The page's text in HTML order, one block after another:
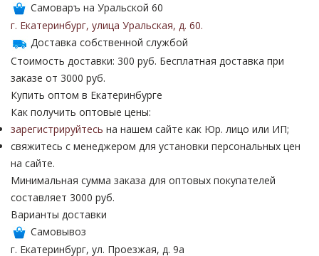
Самоваръ на Уральской 60
г. Екатеринбург, улица Уральская, д. 60.
Доставка собственной службой
Стоимость доставки: 300 руб. Бесплатная доставка при
заказе от 3000 руб.
Купить оптом в Екатеринбурге
Как получить оптовые цены:
зарегистрируйтесь на нашем сайте как Юр. лицо или ИП;
свяжитесь с менеджером для установки персональных цен
на сайте.
Минимальная сумма заказа для оптовых покупателей
составляет 3000 руб.
Варианты доставки
Самовывоз
г. Екатеринбург, ул. Проезжая, д. 9а